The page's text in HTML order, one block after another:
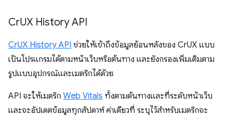
CrUX History API
CrUX History API ช่วยให้เข้าถึงข้อมูลย้อนหลังของ CrUX แบบ
เป็นโปรแกรมได้ตามหน้าเว็บหรือต้นทาง และยังกรองเพิ่มเติมตาม
รูปแบบอุปกรณ์และเมตริกได้ด้วย
API จะให้เมตริก Web Vitals ทั้งตามต้นทางและที่ระดับหน้าเว็บ
และจะอัปเดตข้อมูลทุกสัปดาห์ ค่าเดียวที่ ระบุไว้สำหรับเมตริกจะ